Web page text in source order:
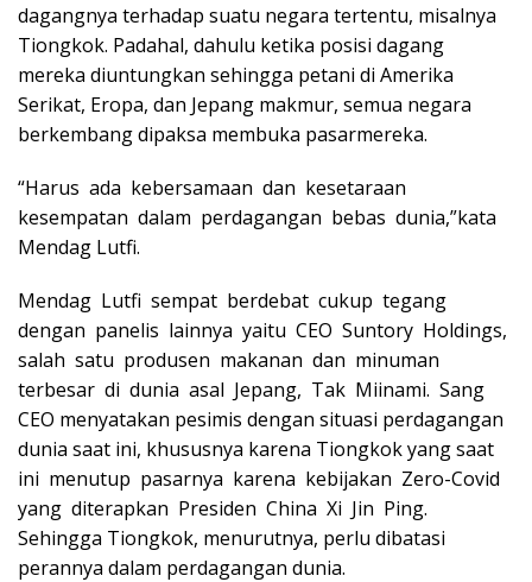
dagangnya terhadap suatu negara tertentu, misalnya
Tiongkok. Padahal, dahulu ketika posisi dagang
mereka diuntungkan sehingga petani di Amerika
Serikat, Eropa, dan Jepang makmur, semua negara
berkembang dipaksa membuka pasarmereka.
“Harus ada kebersamaan dan kesetaraan
kesempatan dalam perdagangan bebas dunia,”kata
Mendag Lutfi.
Mendag Lutfi sempat berdebat cukup tegang
dengan panelis lainnya yaitu CEO Suntory Holdings,
salah satu produsen makanan dan minuman
terbesar di dunia asal Jepang, Tak Miinami. Sang
CEO menyatakan pesimis dengan situasi perdagangan
dunia saat ini, khususnya karena Tiongkok yang saat
ini menutup pasarnya karena kebijakan Zero-Covid
yang diterapkan Presiden China Xi Jin Ping.
Sehingga Tiongkok, menurutnya, perlu dibatasi
perannya dalam perdagangan dunia.